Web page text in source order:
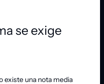
se exige
existe una nota media